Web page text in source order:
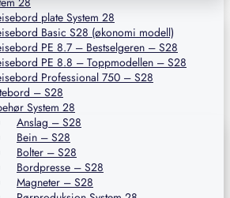
plate System 28
Basic S28 (økonomi modell)
PE 8.7 – Bestselgeren – S28
PE 8.8 – Toppmodellen – S28
Professional 750 – S28
– S28
System 28
Anslag – S28
Bein – S28
Bolter – S28
Bordpresse – S28
Magneter – S28